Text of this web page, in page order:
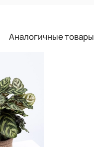
Аналогичные товары